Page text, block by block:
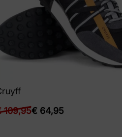
109,95€ 64,95